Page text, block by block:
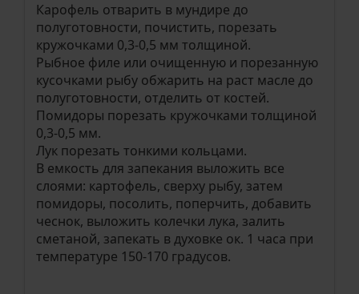
Карофель отварить в мундире до
полуготовности, почистить, порезать
кружочками 0,3-0,5 мм толщиной.
Рыбное филе или очищенную и порезанную
кусочками рыбу обжарить на раст масле до
полуготовности, отделить от костей.
Помидоры порезать кружочками толщиной
0,3-0,5 мм.
Лук порезать тонкими кольцами.
В емкость для запекания выложить все
слоями: картофель, сверху рыбу, затем
помидоры, посолить, поперчить, добавить
чеснок, выложить колечки лука, залить
сметаной, запекать в духовке ок. 1 часа при
температуре 150-170 градусов.